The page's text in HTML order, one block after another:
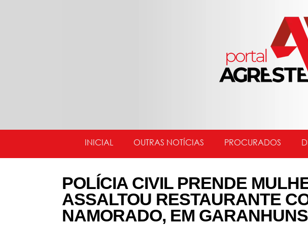
INICIAL OUTRAS NOTÍCIAS PROCURADOS
POLÍCIA CIVIL PRENDE
ASSALTOU RESTAURANTE
NAMORADO, EM GARANHUNS